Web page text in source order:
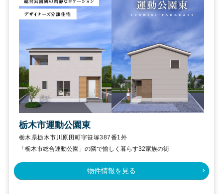
栃木市運動公園東
栃木県栃木市川原田町字笹塚387番1外
「栃木市総合運動公園」の隣で愉しく暮らす32家族の街
物件情報を見る